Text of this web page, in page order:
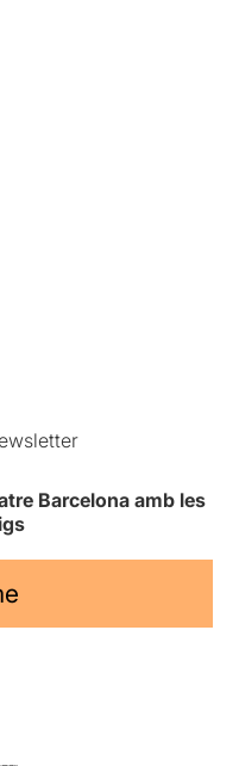
Barcelona amb les